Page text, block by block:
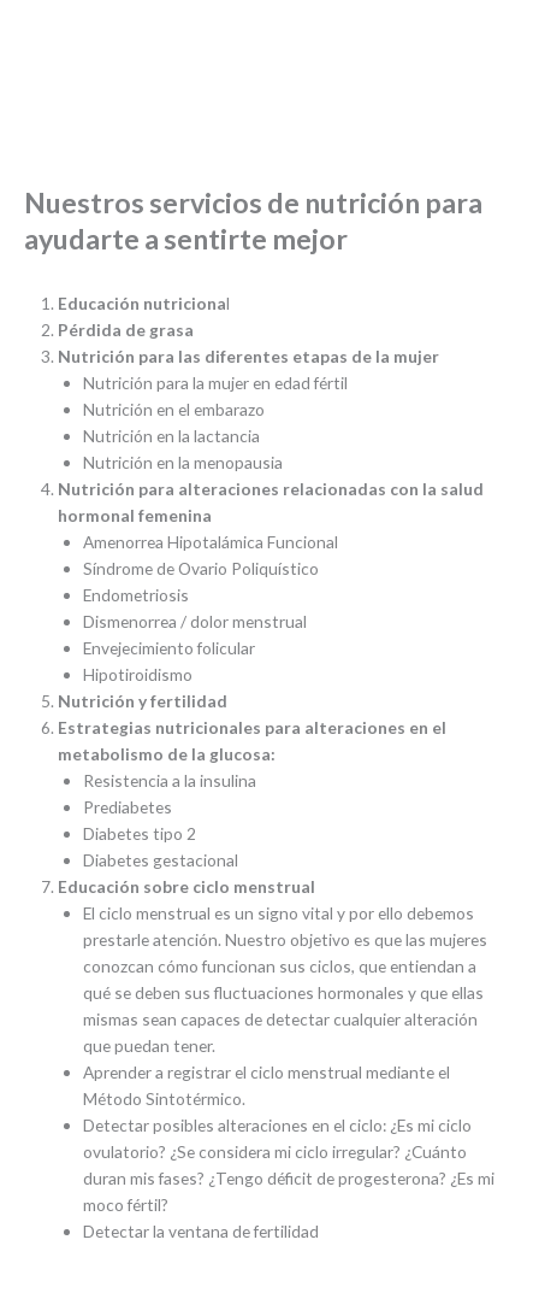
Nuestros servicios de nutrición para
ayudarte a sentirte mejor
Educación nutricional
Pérdida de grasa
Nutrición para las diferentes etapas de la mujer
Nutrición para la mujer en edad fértil
Nutrición en el embarazo
Nutrición en la lactancia
Nutrición en la menopausia
Nutrición para alteraciones relacionadas con la salud
hormonal femenina
Amenorrea Hipotalámica Funcional
Síndrome de Ovario Poliquístico
Endometriosis
Dismenorrea / dolor menstrual
Envejecimiento folicular
Hipotiroidismo
Nutrición y fertilidad
Estrategias nutricionales para alteraciones en el
metabolismo de la glucosa:
Resistencia a la insulina
Prediabetes
Diabetes tipo 2
Diabetes gestacional
Educación sobre ciclo menstrual
El ciclo menstrual es un signo vital y por ello debemos
prestarle atención. Nuestro objetivo es que las mujeres
conozcan cómo funcionan sus ciclos, que entiendan a
qué se deben sus fluctuaciones hormonales y que ellas
mismas sean capaces de detectar cualquier alteración
que puedan tener.
Aprender a registrar el ciclo menstrual mediante el
Método Sintotérmico.
Detectar posibles alteraciones en el ciclo: ¿Es mi ciclo
ovulatorio? ¿Se considera mi ciclo irregular? ¿Cuánto
duran mis fases? ¿Tengo déficit de progesterona? ¿Es mi
moco fértil?
Detectar la ventana de fertilidad